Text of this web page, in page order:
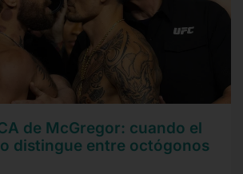
de McGregor: cuando el
distingue entre octógonos